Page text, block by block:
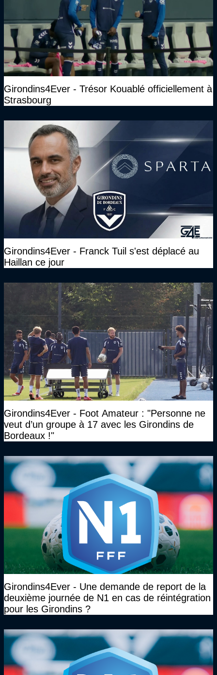
Girondins4Ever - Trésor Kouablé officiellement à
Strasbourg
Girondins4Ever - Franck Tuil s'est déplacé au
Haillan ce jour
Girondins4Ever - Foot Amateur : "Personne ne
veut d’un groupe à 17 avec les Girondins de
Bordeaux !"
Girondins4Ever - Une demande de report de la
deuxième journée de N1 en cas de réintégration
pour les Girondins ?